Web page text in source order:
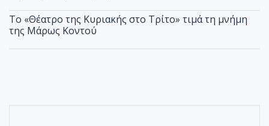
Το «Θέατρο της Κυριακής στο Τρίτο» τιμά τη μνήμη
της Μάρως Κοντού